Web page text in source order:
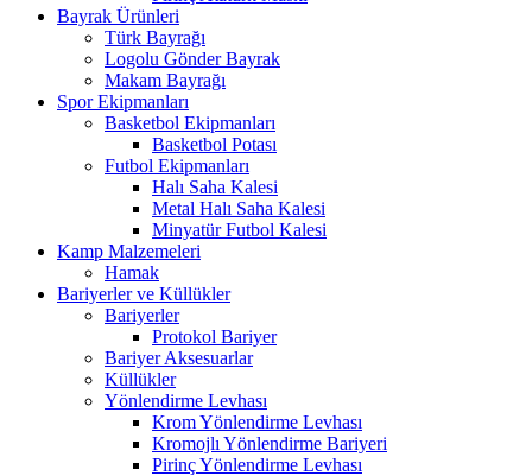
Bayrak Ürünleri
Türk Bayrağı
Logolu Gönder Bayrak
Makam Bayrağı
Spor Ekipmanları
Basketbol Ekipmanları
Basketbol Potası
Futbol Ekipmanları
Halı Saha Kalesi
Metal Halı Saha Kalesi
Minyatür Futbol Kalesi
Kamp Malzemeleri
Hamak
Bariyerler ve Küllükler
Bariyerler
Protokol Bariyer
Bariyer Aksesuarlar
Küllükler
Yönlendirme Levhası
Krom Yönlendirme Levhası
Kromojlı Yönlendirme Bariyeri
Pirinç Yönlendirme Levhası